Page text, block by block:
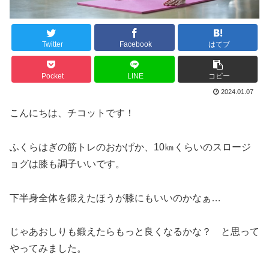
Twitter Facebook はてブ
Pocket LINE コピー
2024.01.07
こんにちは、チコットです！
ふくらはぎの筋トレのおかげか、10㎞くらいのスロージ
ョグは膝も調子いいです。
下半身全体を鍛えたほうが膝にもいいのかなぁ…
じゃあおしりも鍛えたらもっと良くなるかな？ と思って
やってみました。